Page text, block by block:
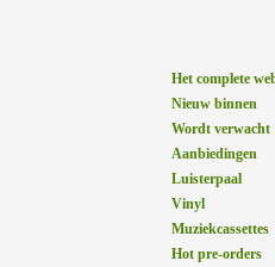
Het complete
Nieuw binnen
Wordt verwacht
Aanbiedingen
Luisterpaal
Vinyl
Muziekcassettes
Hot pre-orders